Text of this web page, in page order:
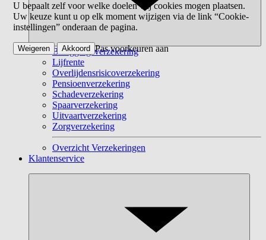
Beleggingsverzekering
Lijfrente
Overlijdensrisicoverzekering
Pensioenverzekering
Schadeverzekering
Spaarverzekering
Uitvaartverzekering
Zorgverzekering
Overzicht Verzekeringen
Klantenservice
U bepaalt zelf voor welke doelen wij cookies mogen plaatsen.
Uw keuze kunt u op elk moment wijzigen via de link “Cookie-
instellingen” onderaan de pagina.
Pas voorkeuren aan
Weigeren Akkoord